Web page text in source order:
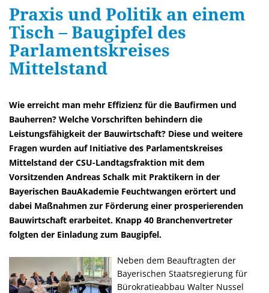
Praxis und Politik an einem
Tisch – Baugipfel des
Parlamentskreises
Mittelstand
Wie erreicht man mehr Effizienz für die Baufirmen und
Bauherren? Welche Vorschriften behindern die
Leistungsfähigkeit der Bauwirtschaft? Diese und weitere
Fragen wurden auf Initiative des Parlamentskreises
Mittelstand der CSU-Landtagsfraktion mit dem
Vorsitzenden Andreas Schalk mit Praktikern in der
Bayerischen BauAkademie Feuchtwangen erörtert und
dabei Maßnahmen zur Förderung einer prosperierenden
Bauwirtschaft erarbeitet. Knapp 40 Branchenvertreter
folgten der Einladung zum Baugipfel.
Neben dem Beauftragten der
Bayerischen Staatsregierung für
Bürokratieabbau Walter Nussel